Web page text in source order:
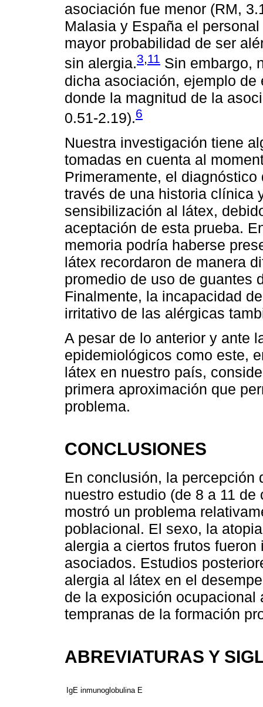
asociación fue menor (RM,
Malasia y España el
mayor probabilidad de ser
sin alergia.3,11 Sin embargo,
dicha asociación, ejemplo
donde la magnitud de la
0.51-2.19).6
Nuestra investigación tiene
tomadas en cuenta al
Primeramente, el
través de una historia clínica
sensibilización al látex,
aceptación de esta prueba.
memoria podría haberse
látex recordaron de manera
promedio de uso de guantes
Finalmente, la incapacidad
irritativo de las alérgicas
A pesar de lo anterior y ante
epidemiológicos como este,
látex en nuestro país,
primera aproximación que
problema.
CONCLUSIONES
En conclusión, la percepción
nuestro estudio (de 8 a 11
mostró un problema
poblacional. El sexo, la
alergia a ciertos frutos
asociados. Estudios
alergia al látex en el
de la exposición
tempranas de la formación
ABREVIATURAS Y
IgE inmunoglobulina E